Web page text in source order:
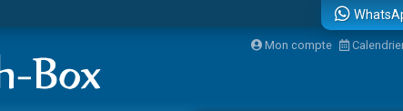
6 enfants, victime de violences...
Vacances Pour les Enfants
Mon compte